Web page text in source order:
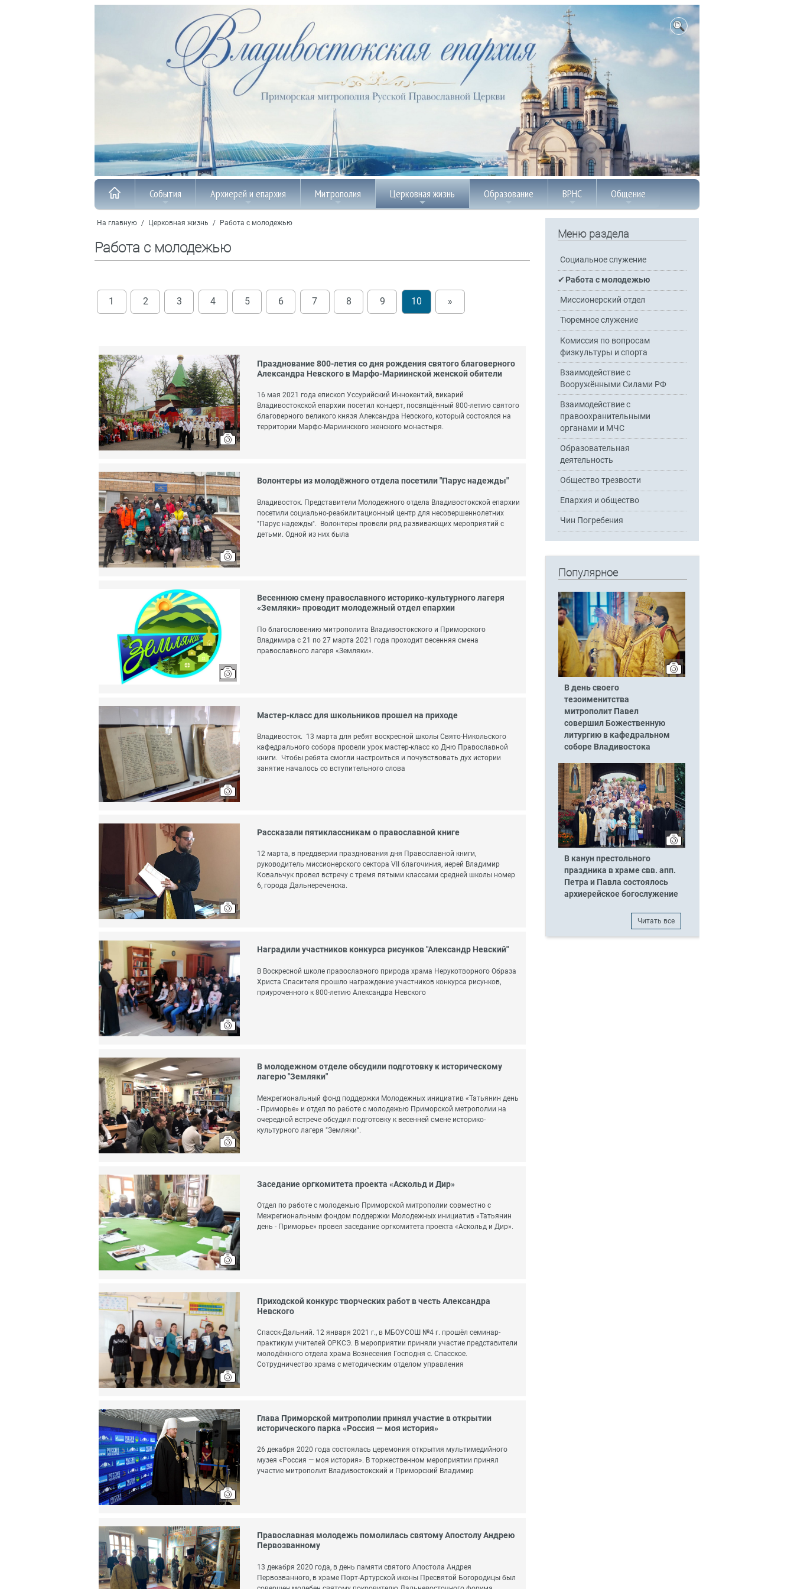
События Архиерей и епархия Митрополия Церковная жизнь Образование ВРНС Общение
На главную / Церковная жизнь / Работа с молодежью
Работа с молодежью
1 2 3 4 5 6 7 8 9 10 »
Празднование 800-летия со дня рождения святого благоверного
Александра Невского в Марфо-Мариинской женской обители
16 мая 2021 года епископ Уссурийский Иннокентий, викарий
Владивостокской епархии посетил концерт, посвящённый 800-летию святого
благоверного великого князя Александра Невского, который состоялся на
территории Марфо-Мариинского женского монастыря.
Волонтеры из молодёжного отдела посетили "Парус надежды"
Владивосток. Представители Молодежного отдела Владивостокской епархии
посетили социально-реабилитационный центр для несовершеннолетних
"Парус надежды". Волонтеры провели ряд развивающих мероприятий с
детьми. Одной из них была
Весеннюю смену православного историко-культурного лагеря
«Земляки» проводит молодежный отдел епархии
По благословению митрополита Владивостокского и Приморского
Владимира с 21 по 27 марта 2021 года проходит весенняя смена
православного лагеря «Земляки».
Мастер-класс для школьников прошел на приходе
Владивосток. 13 марта для ребят воскресной школы Свято-Никольского
кафедрального собора провели урок мастер-класс ко Дню Православной
книги. Чтобы ребята смогли настроиться и почувствовать дух истории
занятие началось со вступительного слова
Рассказали пятиклассникам о православной книге
12 марта, в преддверии празднования дня Православной книги,
руководитель миссионерского сектора VII благочиния, иерей Владимир
Ковальчук провел встречу с тремя пятыми классами средней школы номер
6, города Дальнереченска.
Наградили участников конкурса рисунков "Александр Невский"
В Воскресной школе православного природа храма Нерукотворного Образа
Христа Спасителя прошло награждение участников конкурса рисунков,
приуроченного к 800-летию Александра Невского
В молодежном отделе обсудили подготовку к историческому
лагерю "Земляки"
Межрегиональный фонд поддержки Молодежных инициатив «Татьянин день
- Приморье» и отдел по работе с молодежью Приморской метрополии на
очередной встрече обсудил подготовку к весенней смене историко-
культурного лагеря "Земляки".
Заседание оргкомитета проекта «Аскольд и Дир»
Отдел по работе с молодежью Приморской митрополии совместно с
Межрегиональным фондом поддержки Молодежных инициатив «Татьянин
день - Приморье» провел заседание оргкомитета проекта «Аскольд и Дир».
Приходской конкурс творческих работ в честь Александра
Невского
Спасск-Дальний. 12 января 2021 г., в МБОУСОШ №4 г. прошёл семинар-
практикум учителей ОРКСЭ. В мероприятии приняли участие представители
молодёжного отдела храма Вознесения Господня с. Спасское.
Сотрудничество храма с методическим отделом управления
Глава Приморской митрополии принял участие в открытии
исторического парка «Россия — моя история»
26 декабря 2020 года состоялась церемония открытия мультимедийного
музея «Россия — моя история». В торжественном мероприятии принял
участие митрополит Владивостокский и Приморский Владимир
Православная молодежь помолилась святому Апостолу Андрею
Первозванному
13 декабря 2020 года, в день памяти святого Апостола Андрея
Первозванного, в храме Порт-Артурской иконы Пресвятой Богородицы был
Меню раздела
Социальное служение
Работа с молодежью
Миссионерский отдел
Тюремное служение
Комиссия по вопросам
физкультуры и спорта
Взаимодействие с
Вооружёнными Силами РФ
Взаимодействие с
правоохранительными
органами и МЧС
Образовательная
деятельность
Общество трезвости
Епархия и общество
Чин Погребения
Популярное
В день своего
тезоименитства
митрополит Павел
совершил Божественную
литургию в кафедральном
соборе Владивостока
В канун престольного
праздника в храме свв. апп.
Петра и Павла состоялось
архиерейское богослужение
Читать все